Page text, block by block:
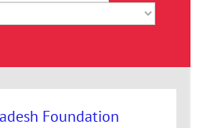
Foundation